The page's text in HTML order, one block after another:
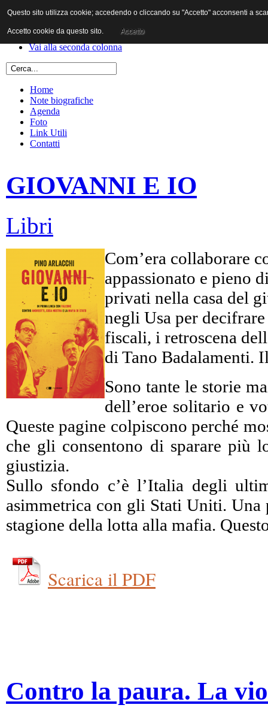
Vai al contenuto
Vai alla prima colonna
Vai alla seconda colonna
Home
Note biografiche
Agenda
Foto
Link Utili
Contatti
GIOVANNI E IO
Libri
Com’era collaborare
appassionato e pieno
privati nella casa del
negli Usa per
fiscali, i retroscena
di Tano Badalamenti.
Sono tante le storie
dell’eroe solitario e
Queste pagine colpiscono perché
che gli consentono di sparare più
giustizia.
Sullo sfondo c’è l’Italia degli
asimmetrica con gli Stati Uniti. Una
stagione della lotta alla mafia.
Scarica il PDF
Contro la paura. La
Questo sito utilizza cookie; accedendo o cliccando su "Accetto" acconsenti a
Accetto cookie da questo sito. Accetto